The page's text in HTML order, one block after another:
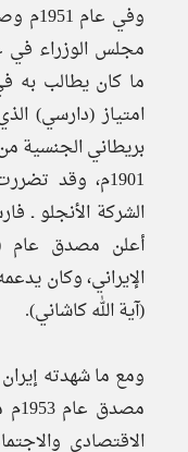
وفي
مجلس الوزراء في
ما كان يطالب به
امتياز (دارسي)
بريطاني الجنسية
1901م، وقد
الشركة الأنجلو ـ
الإيراني، وكان
(آية الله كاشاني).
ومع ما شهدته
الاقتصادي